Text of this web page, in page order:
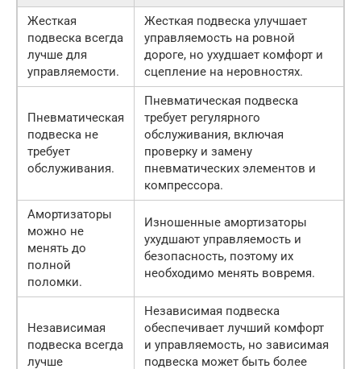
Жесткая
подвеска всегда
лучше для
управляемости.
Жесткая подвеска улучшает
управляемость на ровной
дороге, но ухудшает комфорт и
сцепление на неровностях.
Пневматическая
подвеска не
требует
обслуживания.
Пневматическая подвеска
требует регулярного
обслуживания, включая
проверку и замену
пневматических элементов и
компрессора.
Амортизаторы
можно не
менять до
полной
поломки.
Изношенные амортизаторы
ухудшают управляемость и
безопасность, поэтому их
необходимо менять вовремя.
Независимая
подвеска всегда
лучше
Независимая подвеска
обеспечивает лучший комфорт
и управляемость, но зависимая
подвеска может быть более